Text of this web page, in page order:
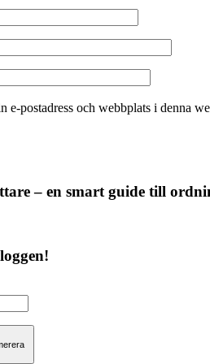
e-postadress och webbplats i denna
– en smart guide till